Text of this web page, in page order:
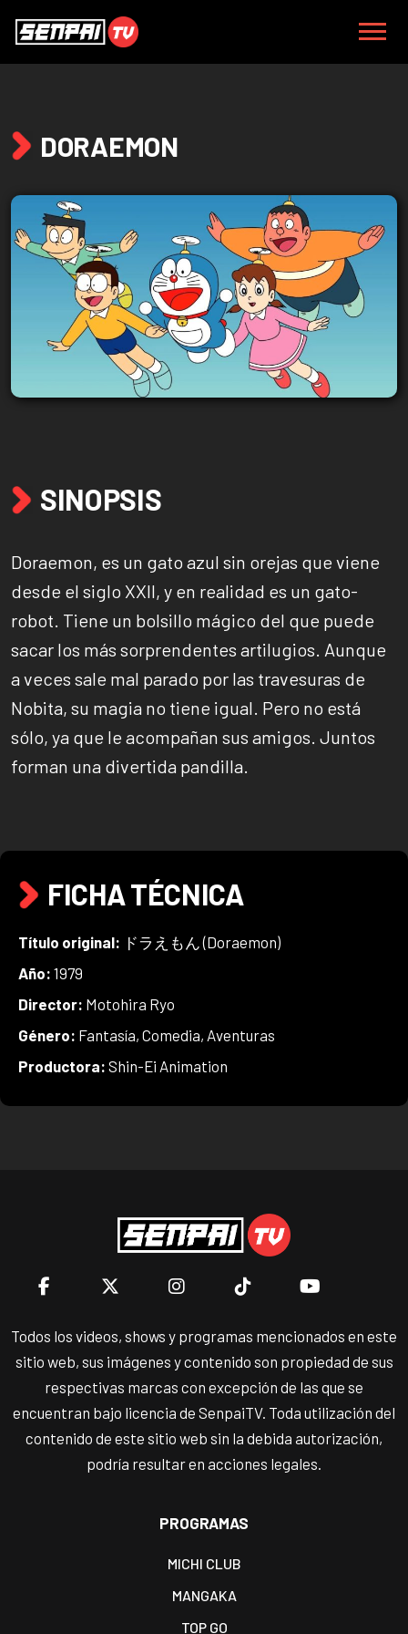
DORAEMON
SINOPSIS
Doraemon, es un gato azul sin orejas que viene
desde el siglo XXII, y en realidad es un gato-
robot. Tiene un bolsillo mágico del que puede
sacar los más sorprendentes artilugios. Aunque
a veces sale mal parado por las travesuras de
Nobita, su magia no tiene igual. Pero no está
sólo, ya que le acompañan sus amigos. Juntos
forman una divertida pandilla.
FICHA TÉCNICA
Título original: ドラえもん (Doraemon)
Año: 1979
Director: Motohira Ryo
Género: Fantasía, Comedia, Aventuras
Productora: Shin-Ei Animation
Todos los videos, shows y programas mencionados en este
sitio web, sus imágenes y contenido son propiedad de sus
respectivas marcas con excepción de las que se
encuentran bajo licencia de SenpaiTV. Toda utilización del
contenido de este sitio web sin la debida autorización,
podría resultar en acciones legales.
PROGRAMAS
MICHI CLUB
MANGAKA
TOP GO